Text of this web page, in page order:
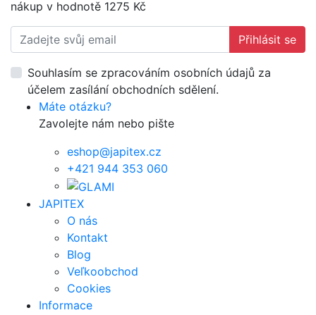
Přihlásit se
Souhlasím se zpracováním osobních údajů za
účelem zasílání obchodních sdělení.
Máte otázku?
Zavolejte nám nebo pište
+421 944 353 060
JAPITEX
O nás
Kontakt
Blog
Veľkoobchod
Cookies
Informace
Tabulka velikostí